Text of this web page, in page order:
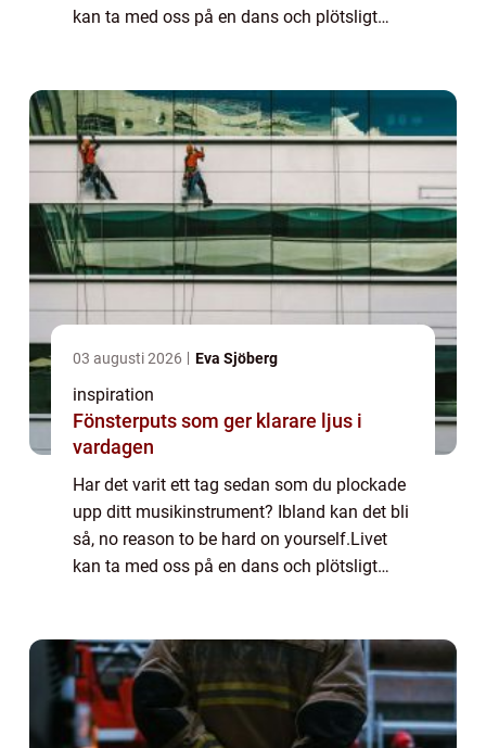
kan ta med oss på en dans och plötsligt
03 augusti 2026 Eva Sjöberg
inspiration
Fönsterputs som ger klarare ljus i
vardagen
Har det varit ett tag sedan som du plockade
upp ditt musikinstrument? Ibland kan det bli
så, no reason to be hard on yourself.Livet
kan ta med oss på en dans och plötsligt